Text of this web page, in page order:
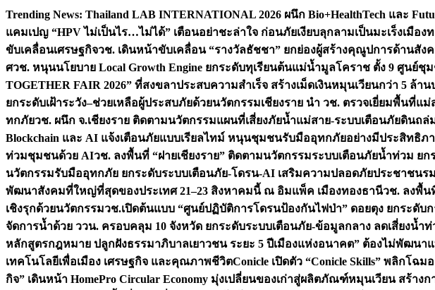
Skip
content
Trending News: Thailand LAB INTERNATIONAL 2026 ผนึก Bio+HealthTech และ
แคมเปญ “HPV ไม่เป็นไร…ไม่ได้” เตือนอย่าชะล่าใจ ก่อนภัยเงียบลุกลามเป็นมะเร็งเมือง
ขับเคลื่อนเศรษฐกิจวช. เดินหน้าขับเคลื่อน “รางวัลธัชชา” ยกย่องผู้สร้างคุณูปการด้านสั
ศวช. หนุนนโยบาย Local Growth Engine ยกระดับทุเรียนต้นแม่น้ำมูลโคราช ตั้ง 9 ศูนย์
TOGETHER FAIR 2026” ที่สงขลาประสบความสำเร็จ สร้างเม็ดเงินหมุนเวียนกว่า 5 ล้า
ยกระดับเฝ้าระวัง–ช่วยเหลือผู้ประสบภัยด้วยนวัตกรรมเชียงราย นำ วช. ตรวจเยี่ยมพื้นที่แ
ทกภัยวช. ผนึก จ.เชียงราย ติดตามนวัตกรรมแผนที่เสี่ยงภัยน้ำแม่สาย-ระบบเตือนภัยดินถ
Blockchain และ AI แจ้งเตือนภัยแบบเรียลไทม์ หนุนชุมชนรับมืออุทกภัยอย่างมีประสิทธิภ
ท่วมชุมชนด้วย AIวช. ลงพื้นที่ “ฝายเชียงราย” ติดตามนวัตกรรมระบบเตือนภัยน้ำท่วม
นวัตกรรมรับมืออุทกภัย ยกระดับระบบเตือนภัย-โดรน-AI เสริมความปลอดภัยประชาชนร
พัฒนาสังคมที่ใหญ่ที่สุดของประเทศ 21–23 สิงหาคมนี้ ณ อิมแพ็ค เมืองทองธานีวช. ลงพื้น
เชิงรุกด้วยนวัตกรรมวช.เปิดต้นแบบ “ศูนย์ปฏิบัติการโดรนป้องกันไฟป่า” ดอยตุง ยกระดับ
จัดการน้ำด้วย ววน. ครอบคลุม 10 จังหวัด ยกระดับระบบเตือนภัย-ข้อมูลกลาง ลดเสี่ยงน้ำท่
หลักสูตรกฎหมาย ปลูกฝังธรรมาภิบาลเยาวชน ระยะ 5 ปีเมืองแห่งอนาคต” ต้องไม่พัฒนา
เทคโนโลยีเพื่อเมือง เศรษฐกิจ และคุณภาพชีวิตConicle เปิดตัว “Conicle Skills” พลิกโฉ
กิจ” เดินหน้า HomePro Circular Economy มุ่งเปลี่ยนของเก่าสู่ผลิตภัณฑ์หมุนเวียน สร้างก